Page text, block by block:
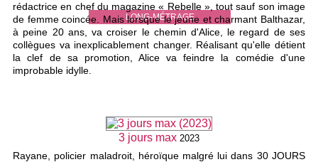
LONG-MÉTRAGE
rédactrice en chef du magazine « Rebelle », tout sauf son image
de femme coincée. Mais lorsque le jeune et charmant Balthazar,
à peine 20 ans, va croiser le chemin d'Alice, le regard de ses
collègues va inexplicablement changer. Réalisant qu'elle détient
la clef de sa promotion, Alice va feindre la comédie d'une
improbable idylle.
3 jours max 2023
Rayane, policier maladroit, héroïque malgré lui dans 30 JOURS